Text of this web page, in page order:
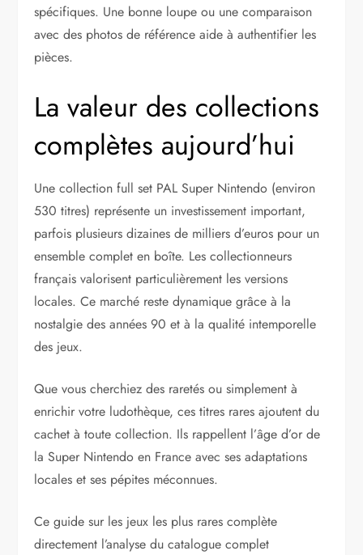
spécifiques. Une bonne loupe ou une comparaison
avec des photos de référence aide à authentifier les
pièces.
La valeur des collections
complètes aujourd’hui
Une collection full set PAL Super Nintendo (environ
530 titres) représente un investissement important,
parfois plusieurs dizaines de milliers d’euros pour un
ensemble complet en boîte. Les collectionneurs
français valorisent particulièrement les versions
locales. Ce marché reste dynamique grâce à la
nostalgie des années 90 et à la qualité intemporelle
des jeux.
Que vous cherchiez des raretés ou simplement à
enrichir votre ludothèque, ces titres rares ajoutent du
cachet à toute collection. Ils rappellent l’âge d’or de
la Super Nintendo en France avec ses adaptations
locales et ses pépites méconnues.
Ce guide sur les jeux les plus rares complète
directement l’analyse du catalogue complet